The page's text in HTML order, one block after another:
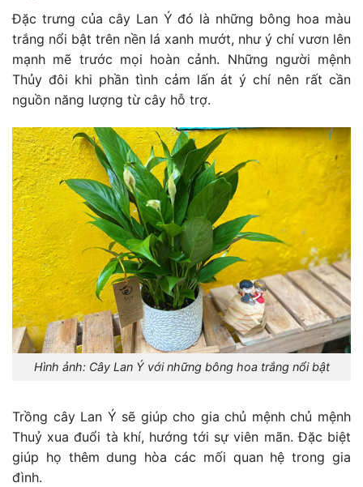
Đặc trưng của cây Lan Ý đó là những bông hoa màu
trắng nổi bật trên nền lá xanh mướt, như ý chí vươn lên
mạnh mẽ trước mọi hoàn cảnh. Những người mệnh
Thủy đôi khi phần tình cảm lấn át ý chí nên rất cần
nguồn năng lượng từ cây hỗ trợ.
Hình ảnh: Cây Lan Ý với những bông hoa trắng nổi bật
Trồng cây Lan Ý sẽ giúp cho gia chủ mệnh chủ mệnh
Thuỷ xua đuổi tà khí, hướng tới sự viên mãn. Đặc biệt
giúp họ thêm dung hòa các mối quan hệ trong gia
đình.